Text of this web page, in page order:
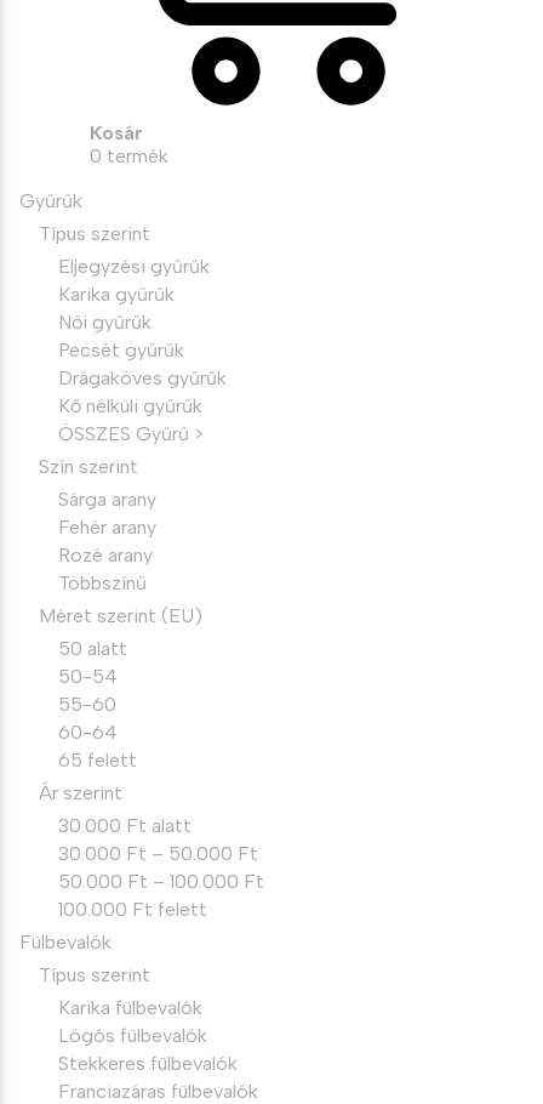
Kosár
0 termék
Gyűrűk
Típus szerint
Eljegyzési gyűrűk
Karika gyűrűk
Női gyűrűk
Pecsét gyűrűk
Drágaköves gyűrűk
Kő nélküli gyűrűk
ÖSSZES Gyűrű >
Szín szerint
Sárga arany
Fehér arany
Rozé arany
Többszínű
Méret szerint (EU)
50 alatt
50-54
55-60
60-64
65 felett
Ár szerint
30.000 Ft alatt
30.000 Ft – 50.000 Ft
50.000 Ft – 100.000 Ft
100.000 Ft felett
Fülbevalók
Típus szerint
Karika fülbevalók
Lógós fülbevalók
Stekkeres fülbevalók
Franciazáras fülbevalók